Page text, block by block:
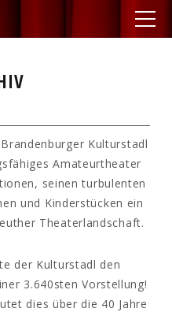
Kulturstadl
Amateurtheater
seinen turbulenten
und Kinderstücken ein
Theaterlandschaft.
der Kulturstadl den
3.640sten Vorstellung!
dies über die 40 Jahre